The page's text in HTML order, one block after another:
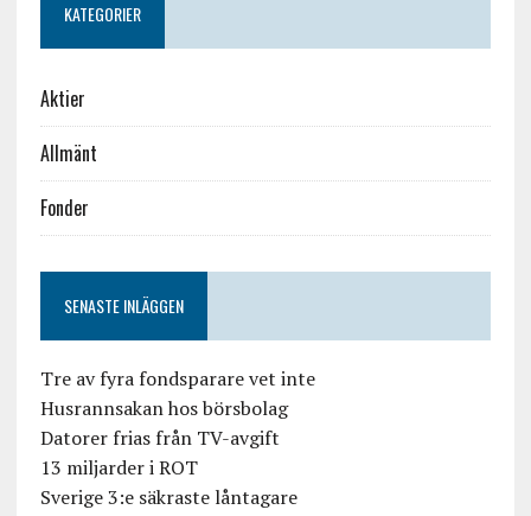
KATEGORIER
Aktier
Allmänt
Fonder
SENASTE INLÄGGEN
Tre av fyra fondsparare vet inte
Husrannsakan hos börsbolag
Datorer frias från TV-avgift
13 miljarder i ROT
Sverige 3:e säkraste låntagare